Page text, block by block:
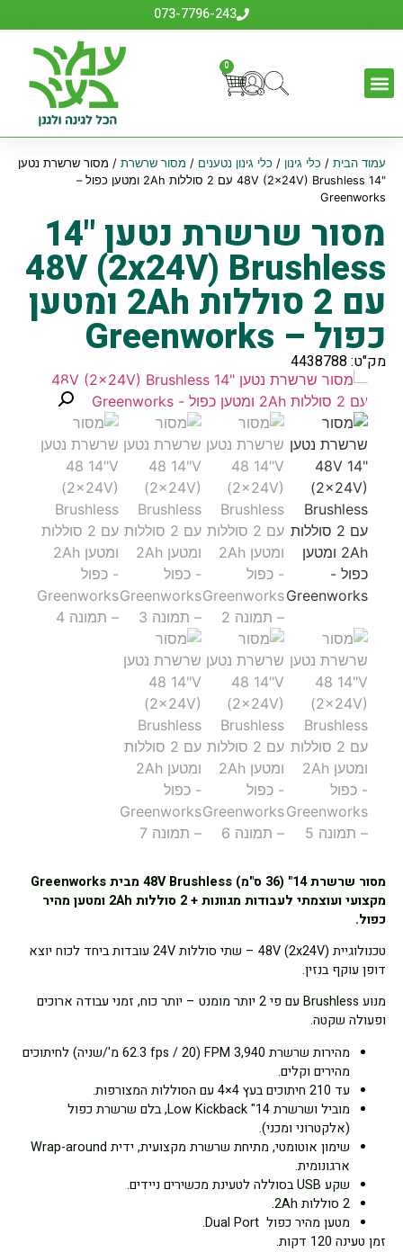
073-7796-243
0
עמוד הבית/ כלי גינון / כלי גינון נטענים / מסור שרשרת/ מסור שרשרת נטען
"14 48V (2x24V) Brushless עם 2 סוללות 2Ah ומטען כפול –
Greenworks
מסור שרשרת נטען "14
48V (2x24V) Brushless
עם 2 סוללות 2Ah ומטען
כפול – Greenworks
מק"ט: 4438788
מסור שרשרת 14" (36 ס"מ) 48V Brushless מבית Greenworks
מקצועי ועוצמתי לעבודות מגוונות + 2 סוללות 2Ah ומטען מהיר
כפול.
טכנולוגיית 48V (2x24V) – שתי סוללות 24V עובדות ביחד לכוח יוצא
דופן עוקף בנזין.
מנוע Brushless עם פי 2 יותר מומנט – יותר כוח, זמני עבודה ארוכים
ופעולה שקטה.
מהירות שרשרת 3,940 FPM (62.3 fps / 20 מ'/שניה) לחיתוכים
מהירים וקלים.
עד 210 חיתוכים בעץ 4×4 עם הסוללות המצורפות.
מוביל ושרשרת 14" Low Kickback, בלם שרשרת כפול
(אלקטרוני ומכני).
שימון אוטומטי, מתיחת שרשרת מקצועית, ידית Wrap-around
ארגונומית.
שקע USB בסוללה לטעינת מכשירים ניידים.
2 סוללות 2Ah.
מטען מהיר כפול Dual Port.
זמן טעינה 120 דקות.